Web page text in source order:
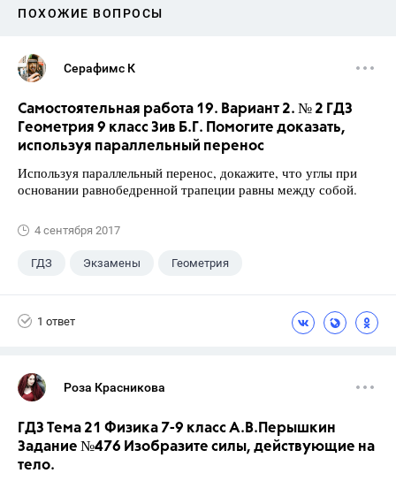
ПОХОЖИЕ ВОПРОСЫ
Серафимс К
Самостоятельная работа 19. Вариант 2. № 2 ГДЗ
Геометрия 9 класс Зив Б.Г. Помогите доказать,
используя параллельный перенос
Используя параллельный перенос, докажите, что углы при
основании равнобедренной трапеции равны между собой.
4 сентября 2017
ГДЗ Экзамены Геометрия
1 ответ
Роза Красникова
ГДЗ Тема 21 Физика 7-9 класс А.В.Перышкин
Задание №476 Изобразите силы, действующие на
тело.